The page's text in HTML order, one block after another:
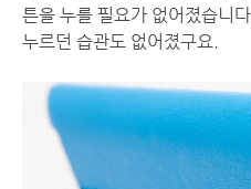
튼을 누를 필요가 없어졌습니
누르던 습관도 없어졌구요.